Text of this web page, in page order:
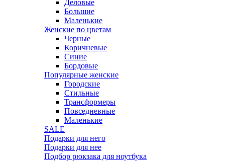
Деловые
Большие
Маленькие
Женские по цветам
Черные
Коричневые
Синие
Бордовые
Популярные женские
Городские
Стильные
Трансформеры
Повседневные
Маленькие
SALE
Подарки для него
Подарки для нее
Подбор рюкзака для ноутбука